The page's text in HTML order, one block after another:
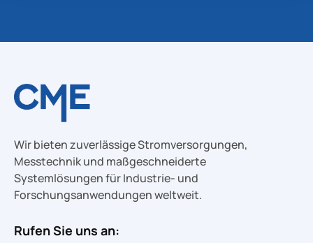
Wir bieten zuverlässige Stromversorgungen,
Messtechnik und maßgeschneiderte
Systemlösungen für Industrie- und
Forschungsanwendungen weltweit.
Rufen Sie uns an: